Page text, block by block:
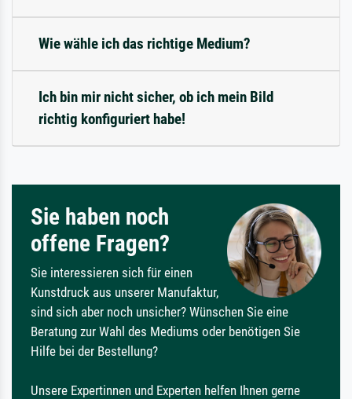
Wie wähle ich das richtige Medium?
Ich bin mir nicht sicher, ob ich mein Bild
richtig konfiguriert habe!
Sie haben noch
offene Fragen?
Sie interessieren sich für einen
Kunstdruck aus unserer Manufaktur,
sind sich aber noch unsicher? Wünschen Sie eine
Beratung zur Wahl des Mediums oder benötigen Sie
Hilfe bei der Bestellung?
Unsere Expertinnen und Experten helfen Ihnen gerne